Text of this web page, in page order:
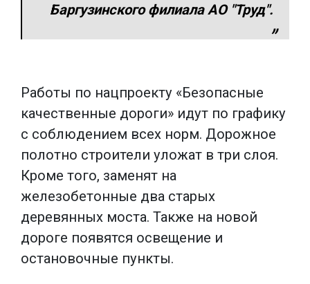
Баргузинского филиала АО "Труд".
Работы по нацпроекту «Безопасные
качественные дороги» идут по графику
с соблюдением всех норм. Дорожное
полотно строители уложат в три слоя.
Кроме того, заменят на
железобетонные два старых
деревянных моста. Также на новой
дороге появятся освещение и
остановочные пункты.